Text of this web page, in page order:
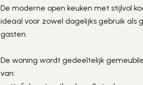
De moderne open keuken met stijlvol
ideaal voor zowel dagelijks gebruik
gasten.
De woning wordt gedeeltelijk
van: